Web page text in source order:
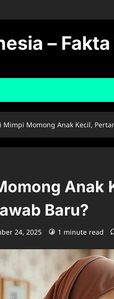
–
Mimpi Momong Anak Kecil,
Anak
Baru?
24, 2025 1 minute read